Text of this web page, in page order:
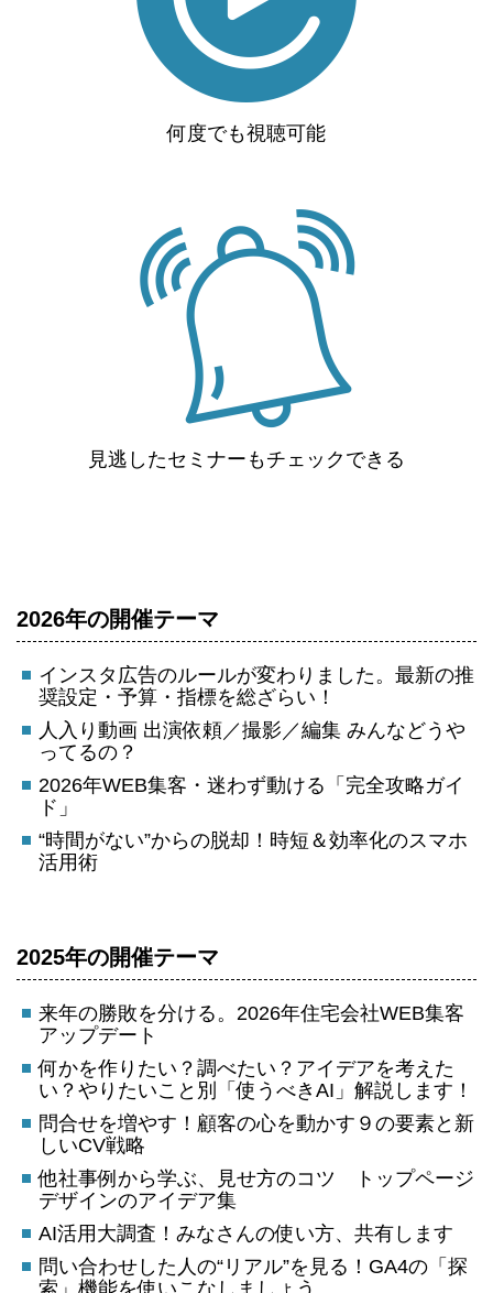
何度でも視聴可能
見逃したセミナーもチェックできる
2026年の開催テーマ
インスタ広告のルールが変わりました。最新の推
奨設定・予算・指標を総ざらい！
人入り動画 出演依頼／撮影／編集 みんなどうや
ってるの？
2026年WEB集客・迷わず動ける「完全攻略ガイ
ド」
“時間がない”からの脱却！時短＆効率化のスマホ
活用術
2025年の開催テーマ
来年の勝敗を分ける。2026年住宅会社WEB集客
アップデート
何かを作りたい？調べたい？アイデアを考えた
い？やりたいこと別「使うべきAI」解説します！
問合せを増やす！顧客の心を動かす９の要素と新
しいCV戦略
他社事例から学ぶ、見せ方のコツ トップページ
デザインのアイデア集
AI活用大調査！みなさんの使い方、共有します
問い合わせした人の“リアル”を見る！GA4の「探
索」機能を使いこなしましょう